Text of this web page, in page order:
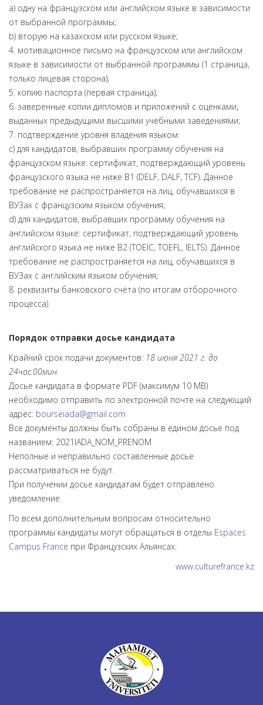
а) одну на французском или английском языке в зависимости
от выбранной программы;
b) вторую на казахском или русском языке;
4. мотивационное письмо на французском или английском
языке в зависимости от выбранной программы (1 страница,
только лицевая сторона);
5. копию паспорта (первая страница);
6. заверенные копии дипломов и приложений с оценками,
выданных предыдущими высшими учебными заведениями;
7. подтверждение уровня владения языком:
c) для кандидатов, выбравших программу обучения на
французском языке: сертификат, подтверждающий уровень
французского языка не ниже B1 (DELF, DALF, TCF). Данное
требование не распространяется на лиц, обучавшихся в
ВУЗах с французским языком обучения;
d) для кандидатов, выбравших программу обучения на
английском языке: сертификат, подтверждающий уровень
английского языка не ниже B2 (TOEIC, TOEFL, IELTS). Данное
требование не распространяется на лиц, обучавшихся в
ВУЗах с английским языком обучения;
8. реквизиты банковского счёта (по итогам отборочного
процесса).
Порядок отправки досье кандидата
Крайний срок подачи документов: 18 июня 2021 г. до
24час.00мин.
Досье кандидата в формате PDF (максимум 10 MB)
необходимо отправить по электронной почте на следующий
адрес: bourseiada@gmail.com
Все документы должны быть собраны в едином досье под
названием: 2021IADA_NOM_PRENOM
Неполные и неправильно составленные досье
рассматриваться не будут.
При получении досье кандидатам будет отправлено
уведомление.
По всем дополнительным вопросам относительно
программы кандидаты могут обращаться в отделы Espaces
Campus France при Французских Альянсах.
www.culturefrance.kz